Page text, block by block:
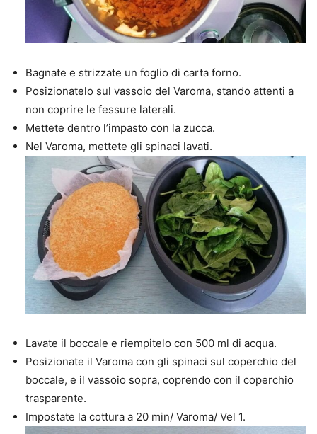
Bagnate e strizzate un foglio di carta forno.
Posizionatelo sul vassoio del Varoma, stando attenti a
non coprire le fessure laterali.
Mettete dentro l’impasto con la zucca.
Nel Varoma, mettete gli spinaci lavati.
Lavate il boccale e riempitelo con 500 ml di acqua.
Posizionate il Varoma con gli spinaci sul coperchio del
boccale, e il vassoio sopra, coprendo con il coperchio
trasparente.
Impostate la cottura a 20 min/ Varoma/ Vel 1.